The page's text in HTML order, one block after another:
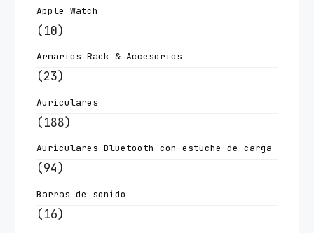
Apple Watch
(10)
Armarios Rack & Accesorios
(23)
Auriculares
(188)
Auriculares Bluetooth con estuche de carga
(94)
Barras de sonido
(16)